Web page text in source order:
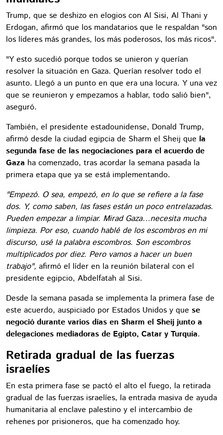
Trump, que se deshizo en elogios con Al Sisi, Al Thani y
Erdogan, afirmó que los mandatarios que le respaldan "son
los líderes más grandes, los más poderosos, los más ricos".
"Y esto sucedió porque todos se unieron y querían
resolver la situación en Gaza. Querían resolver todo el
asunto. Llegó a un punto en que era una locura. Y una vez
que se reunieron y empezamos a hablar, todo salió bien",
aseguró.
También, el presidente estadounidense, Donald Trump,
afirmó desde la ciudad egipcia de Sharm el Sheij que la
segunda fase de las negociaciones para el acuerdo de
Gaza ha comenzado, tras acordar la semana pasada la
primera etapa que ya se está implementando.
"Empezó. O sea, empezó, en lo que se refiere a la fase
dos. Y, como saben, las fases están un poco entrelazadas.
Pueden empezar a limpiar. Mirad Gaza…necesita mucha
limpieza. Por eso, cuando hablé de los escombros en mi
discurso, usé la palabra escombros. Son escombros
multiplicados por diez. Pero vamos a hacer un buen
trabajo", afirmó el líder en la reunión bilateral con el
presidente egipcio, Abdelfatah al Sisi.
Desde la semana pasada se implementa la primera fase de
este acuerdo, auspiciado por Estados Unidos y que se
negoció durante varios días en Sharm el Sheij junto a
delegaciones mediadoras de Egipto, Catar y Turquía.
Retirada gradual de las fuerzas
israelíes
En esta primera fase se pactó el alto el fuego, la retirada
gradual de las fuerzas israelíes, la entrada masiva de ayuda
humanitaria al enclave palestino y el intercambio de
rehenes por prisioneros, que ha comenzado hoy.